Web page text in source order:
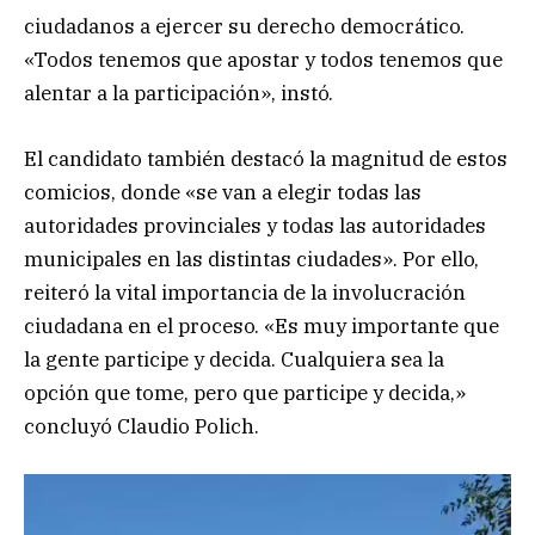
ciudadanos a ejercer su derecho democrático.
«Todos tenemos que apostar y todos tenemos que
alentar a la participación», instó.
El candidato también destacó la magnitud de estos
comicios, donde «se van a elegir todas las
autoridades provinciales y todas las autoridades
municipales en las distintas ciudades». Por ello,
reiteró la vital importancia de la involucración
ciudadana en el proceso. «Es muy importante que
la gente participe y decida. Cualquiera sea la
opción que tome, pero que participe y decida,»
concluyó Claudio Polich.